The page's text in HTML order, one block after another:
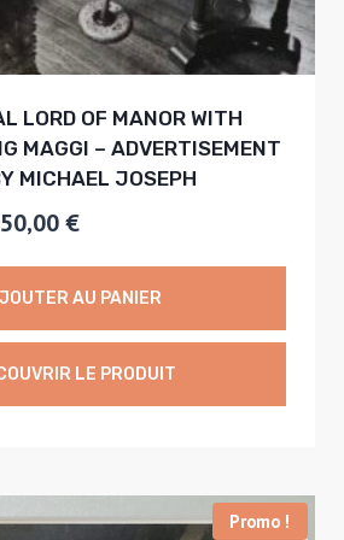
0
0
€
.
LORD OF MANOR WITH
MAGGI – ADVERTISEMENT
MICHAEL JOSEPH
€L
e
p
r
i
x
c
t
AU PANIER
LE PRODUIT
Promo !